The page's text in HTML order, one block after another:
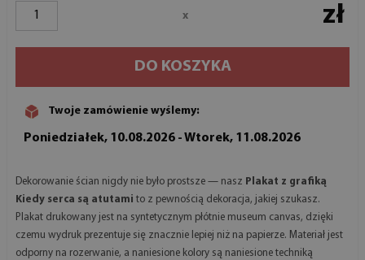
x zł
DO KOSZYKA
Twoje zamówienie wyślemy:
Poniedziałek, 10.08.2026 - Wtorek, 11.08.2026
Dekorowanie ścian nigdy nie było prostsze — nasz Plakat z grafiką
Kiedy serca są atutami to z pewnością dekoracja, jakiej szukasz.
Plakat drukowany jest na syntetycznym płótnie museum canvas, dzięki
czemu wydruk prezentuje się znacznie lepiej niż na papierze. Materiał jest
odporny na rozerwanie, a naniesione kolory są naniesione techniką